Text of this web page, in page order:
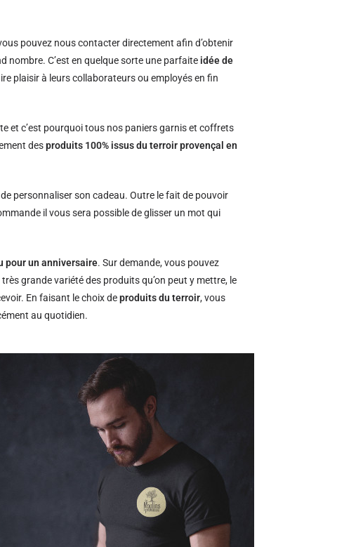
pouvez nous contacter directement afin d’obtenir
nombre. C’est en quelque sorte une parfaite idée de
plaisir à leurs collaborateurs ou employés en fin
et c’est pourquoi tous nos paniers garnis et coffrets
desproduits 100% issus du terroir provençal en
personnaliser son cadeau. Outre le fait de pouvoir
il vous sera possible de glisser un mot qui
pour un anniversaire. Sur demande, vous pouvez
très grande variété des produits qu’on peut y mettre, le
En faisant le choix deproduits du terroir, vous
au quotidien.